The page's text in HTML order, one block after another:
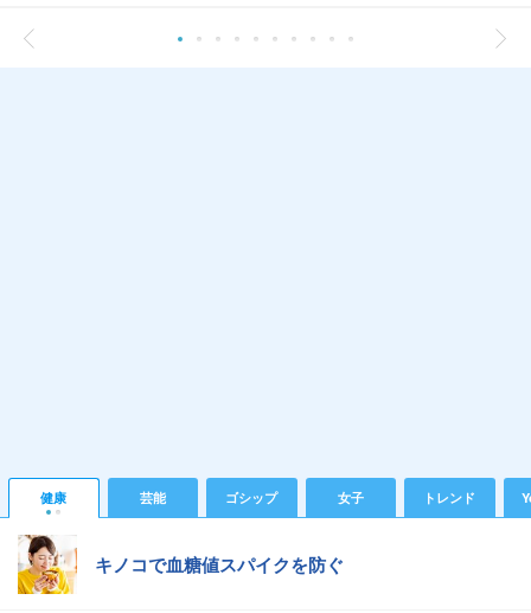
健康 芸能 ゴシップ 女子 トレンド
キノコで血糖値スパイクを防ぐ